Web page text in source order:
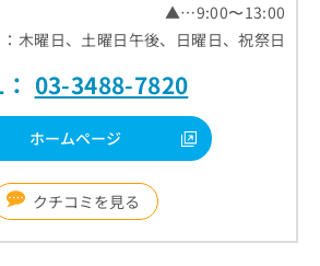
▲…9:00〜13:00
木曜日、土曜日午後、日曜日、祝祭日
03-3488-7820
ホームページ
クチコミを見る